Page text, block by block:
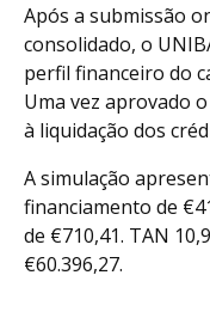
Após a submissão
consolidado, o
perfil financeiro do
Uma vez aprovado
à liquidação dos
A simulação
financiamento de
de €710,41. TAN
€60.396,27.